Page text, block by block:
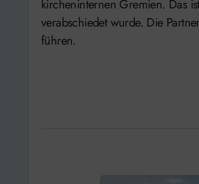
kircheninternen Gremien. Das
verabschiedet wurde. Die
führen.